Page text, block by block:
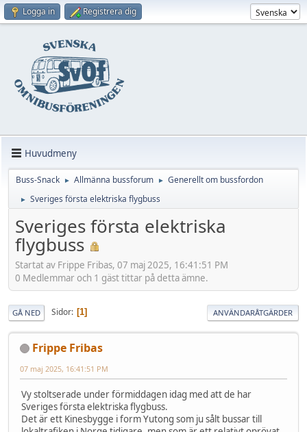
Logga in Registrera dig
Huvudmeny
Buss-Snack ► Allmänna bussforum ► Generellt om bussfordon
► Sveriges första elektriska flygbuss
Sveriges första elektriska
flygbuss
Startat av Frippe Fribas, 07 maj 2025, 16:41:51 PM
0 Medlemmar och 1 gäst tittar på detta ämne.
GÅ NED Sidor 1 ANVÄNDARÅTGÄRDER
Frippe Fribas
07 maj 2025, 16:41:51 PM
Vy stoltserade under förmiddagen idag med att de har
Sveriges första elektriska flygbuss.
Det är ett Kinesbygge i form Yutong som ju sålt bussar till